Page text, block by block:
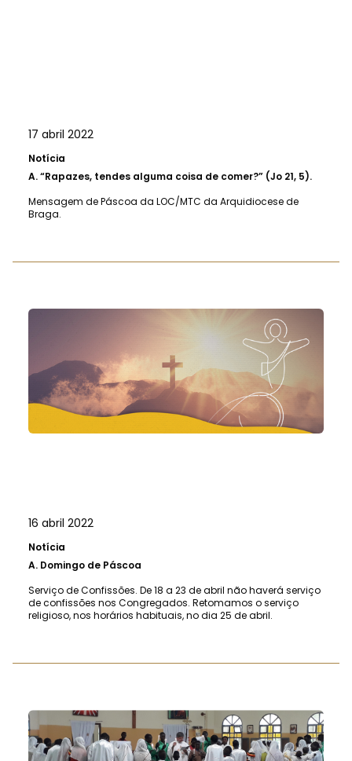
17 abril 2022
Notícia
A.“Rapazes, tendes alguma coisa de comer?” (Jo 21, 5).
Mensagem de Páscoa da LOC/MTC da Arquidiocese de
Braga.
16 abril 2022
Notícia
A. Domingo de Páscoa
Serviço de Confissões. De 18 a 23 de abril não haverá serviço
de confissões nos Congregados. Retomamos o serviço
religioso, nos horários habituais, no dia 25 de abril.